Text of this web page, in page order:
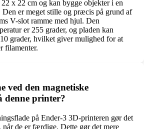
x 22 cm og kan bygge objekter i en
er meget stille og præcis på grund af
V-slot ramme med hjul. Den
er 255 grader, og pladen kan
grader, hvilket giver mulighed for at
filamenter.
ved den magnetiske
denne printer?
på Ender-3 3D-printeren gør det
de er færdige. Dette gør det mere